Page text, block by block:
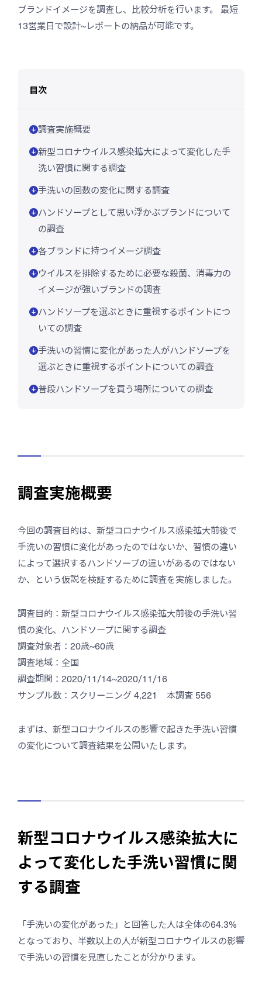
ブランドイメージを調査し、比較分析を行います。 最短
13営業日で設計~レポートの納品が可能です。
目次
調査実施概要
新型コロナウイルス感染拡大によって変化した手
洗い習慣に関する調査
手洗いの回数の変化に関する調査
ハンドソープとして思い浮かぶブランドについて
の調査
各ブランドに持つイメージ調査
ウイルスを排除するために必要な殺菌、消毒力の
イメージが強いブランドの調査
ハンドソープを選ぶときに重視するポイントにつ
いての調査
手洗いの習慣に変化があった人がハンドソープを
選ぶときに重視するポイントについての調査
普段ハンドソープを買う場所についての調査
調査実施概要
今回の調査目的は、新型コロナウイルス感染拡大前後で
手洗いの習慣に変化があったのではないか、習慣の違い
によって選択するハンドソープの違いがあるのではない
か、という仮説を検証するために調査を実施しました。
調査目的：新型コロナウイルス感染拡大前後の手洗い習
慣の変化、ハンドソープに関する調査
調査対象者：20歳~60歳
調査地域：全国
調査期間：2020/11/14~2020/11/16
サンプル数：スクリーニング 4,221 本調査 556
まずは、新型コロナウイルスの影響で起きた手洗い習慣
の変化について調査結果を公開いたします。
新型コロナウイルス感染拡大に
よって変化した手洗い習慣に関
する調査
「手洗いの変化があった」と回答した人は全体の64.3%
となっており、半数以上の人が新型コロナウイルスの影響
で手洗いの習慣を見直したことが分かります。